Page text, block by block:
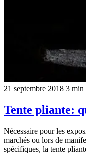
21 septembre 2018 3 min
Tente pliante:
Nécessaire pour les
marchés ou lors de
spécifiques, la tente